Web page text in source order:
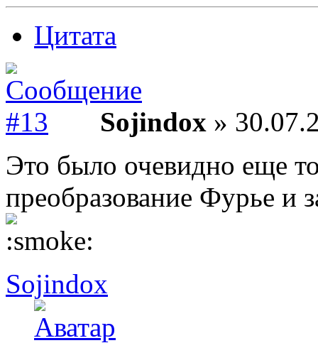
Цитата
Sojindox »
Это было очевидно еще
преобразование Фурье и
Sojindox